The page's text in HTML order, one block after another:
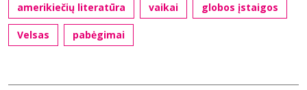
amerikiečių literatūra vaikai globos įstaigos
Velsas pabėgimai